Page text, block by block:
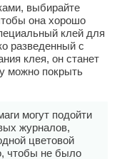
выбирайте
она хорошо
клей для
разведенный с
клея, он станет
можно покрыть
могут подойти
журналов,
цветовой
чтобы не было